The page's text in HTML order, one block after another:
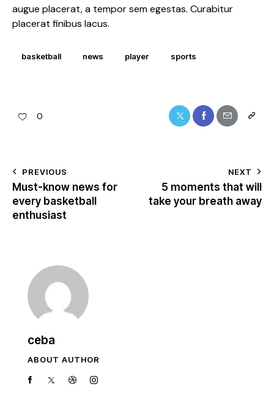
augue placerat, a tempor sem egestas. Curabitur
placerat finibus lacus.
basketball news player sports
0
PREVIOUS
Must-know news for
every basketball
enthusiast
NEXT
5 moments that will
take your breath away
ceba
ABOUT AUTHOR